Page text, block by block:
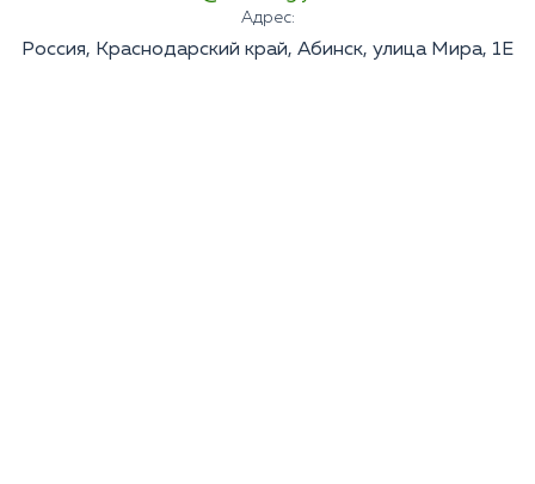
Адрес:
Россия, Краснодарский край, Абинск, улица Мира, 1Е